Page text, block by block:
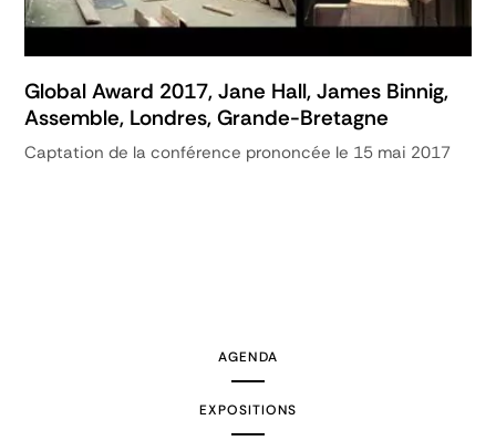
Global Award 2017, Jane Hall, James Binnig,
Assemble, Londres, Grande-Bretagne
Captation de la conférence prononcée le 15 mai 2017
AGENDA
EXPOSITIONS